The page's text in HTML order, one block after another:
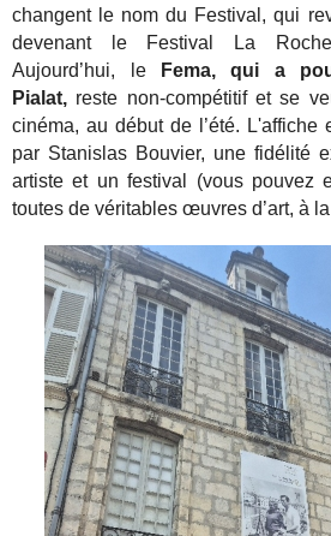
changent le nom du Festival, qui
devenant le Festival La
Aujourd’hui, le
Fema, qui a
Pialat, reste non-compétitif et se
cinéma, au début de l’été. L'affiche
par Stanislas Bouvier, une fidélité
artiste et un festival (vous pouvez
toutes de véritables œuvres d’art, à